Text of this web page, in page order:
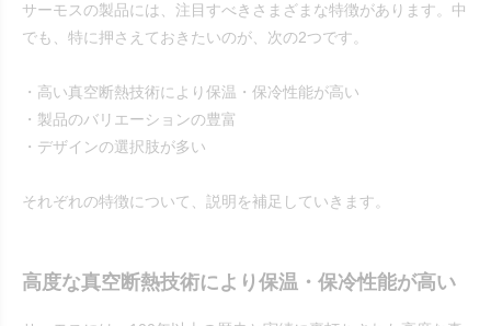
サーモスの製品には、注目すべきさまざまな特徴があります。中
でも、特に押さえておきたいのが、次の2つです。
・高い真空断熱技術により保温・保冷性能が高い
・製品のバリエーションの豊富
・デザインの選択肢が多い
それぞれの特徴について、説明を補足していきます。
高度な真空断熱技術により保温・保冷性能が高い